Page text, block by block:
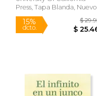
Press, Tapa Blanda, Nuevo